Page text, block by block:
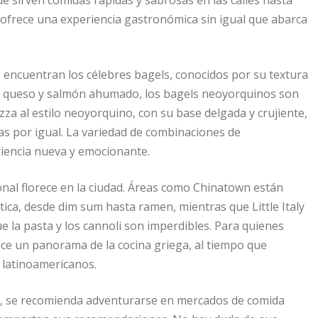
una experiencia gastronómica sin igual que abarca
los célebres bagels, conocidos por su textura
y salmón ahumado, los bagels neoyorquinos son
al estilo neoyorquino, con su base delgada y crujiente,
por igual. La variedad de combinaciones de
nueva y emocionante.
florece en la ciudad. Áreas como Chinatown están
desde dim sum hasta ramen, mientras que Little Italy
la pasta y los cannoli son imperdibles. Para quienes
un panorama de la cocina griega, al tiempo que
recomienda adventurarse en mercados de comida